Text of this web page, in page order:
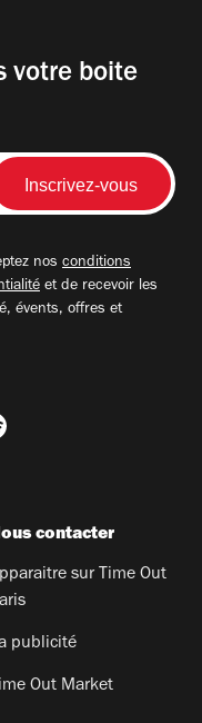
votre boite
nos conditions
et de recevoir les
évents, offres et
contacter
sur Time Out
publicité
Out Market